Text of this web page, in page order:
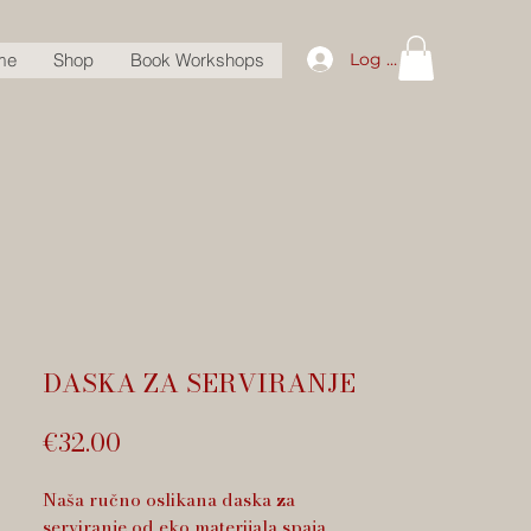
Shop Book Workshops Log In
DASKA ZA SERVIRANJE
€32.00
Naša ručno oslikana daska za